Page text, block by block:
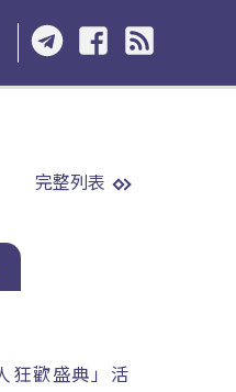
完整列表
狂歡盛典」活